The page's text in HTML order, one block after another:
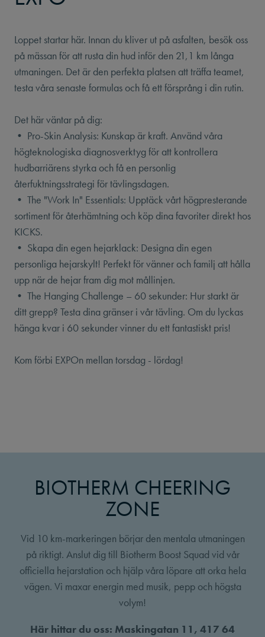
Loppet startar här. Innan du kliver ut på asfalten, besök oss
på mässan för att rusta din hud inför den 21,1 km långa
utmaningen. Det är den perfekta platsen att träffa teamet,
testa våra senaste formulas och få ett försprång i din rutin.
Det här väntar på dig:
• Pro-Skin Analysis: Kunskap är kraft. Använd våra
högteknologiska diagnosverktyg för att kontrollera
hudbarriärens styrka och få en personlig
återfuktningsstrategi för tävlingsdagen.
• The "Work In" Essentials: Upptäck vårt högpresterande
sortiment för återhämtning och köp dina favoriter direkt hos
KICKS.
• Skapa din egen hejarklack: Designa din egen
personliga hejarskylt! Perfekt för vänner och familj att hålla
upp när de hejar fram dig mot mållinjen.
• The Hanging Challenge – 60 sekunder: Hur starkt är
ditt grepp? Testa dina gränser i vår tävling. Om du lyckas
hänga kvar i 60 sekunder vinner du ett fantastiskt pris!
Kom förbi EXPOn mellan torsdag - lördag!
BIOTHERM CHEERING
ZONE
Vid 10 km-markeringen börjar den mentala utmaningen
på riktigt. Anslut dig till Biotherm Boost Squad vid vår
officiella hejarstation och hjälp våra löpare att orka hela
vägen. Vi maxar energin med musik, pepp och högsta
volym!
Här hittar du oss: Maskingatan 11, 417 64